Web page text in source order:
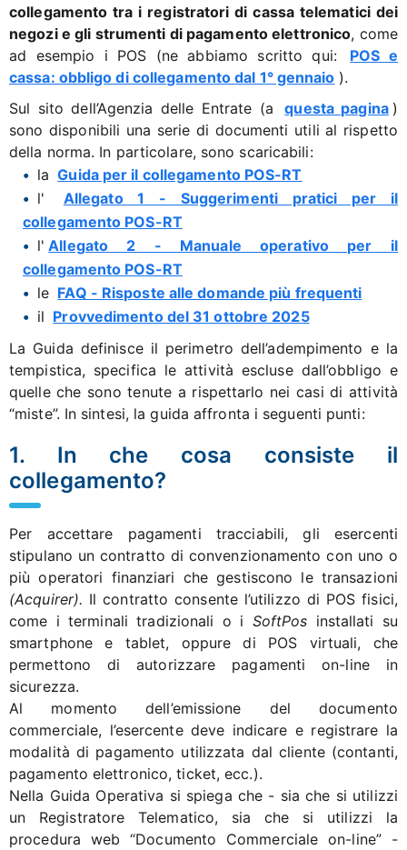
collegamento tra i registratori di cassa telematici dei
negozi e gli strumenti di pagamento elettronico, come
ad esempio i POS (ne abbiamo scritto qui:
POS e
cassa: obbligo di collegamento dal 1° gennaio ).
Sul sito dell’Agenzia delle Entrate (a
questa pagina )
sono disponibili una serie di documenti utili al rispetto
della norma. In particolare, sono scaricabili:
la Guida per il collegamento POS-RT
l'
Allegato 1 - Suggerimenti pratici per il
collegamento POS-RT
l' Allegato 2 - Manuale operativo per il
collegamento POS-RT
le FAQ - Risposte alle domande più frequenti
il Provvedimento del 31 ottobre 2025
La Guida definisce il perimetro dell’adempimento e la
tempistica, specifica le attività escluse dall’obbligo e
quelle che sono tenute a rispettarlo nei casi di attività
“miste”. In sintesi, la guida affronta i seguenti punti:
1. In che cosa consiste il
collegamento?
Per accettare pagamenti tracciabili, gli esercenti
stipulano un contratto di convenzionamento con uno o
più operatori finanziari che gestiscono le transazioni
(Acquirer). Il contratto consente l’utilizzo di POS fisici,
come i terminali tradizionali o i SoftPos installati su
smartphone e tablet, oppure di POS virtuali, che
permettono di autorizzare pagamenti on-line in
sicurezza.
Al momento dell’emissione del documento
commerciale, l’esercente deve indicare e registrare la
modalità di pagamento utilizzata dal cliente (contanti,
pagamento elettronico, ticket, ecc.).
Nella Guida Operativa si spiega che - sia che si utilizzi
un Registratore Telematico, sia che si utilizzi la
procedura web “Documento Commerciale on-line” -